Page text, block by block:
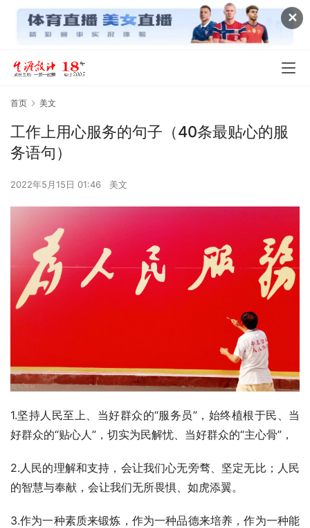
✕
首页 美文
工作上用心服务的句子（40条最贴心的服
务语句）
2022年5月15日 01:46 美文
1.坚持人民至上、当好群众的“服务员”，始终植根于民、当
好群众的“贴心人”，切实为民解忧、当好群众的“主心骨”，
2.人民的理解和支持，会让我们心无旁骛、坚定无比；人民
的智慧与奉献，会让我们无所畏惧、如虎添翼。
3.作为一种素质来锻炼，作为一种品德来培养，作为一种能